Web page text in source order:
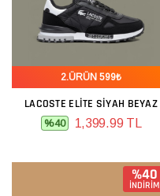
2.ÜRÜN 599₺
LACOSTE ELITE SIYAH BEYAZ
%40 1,399.99 TL
%40
İNDİRİM